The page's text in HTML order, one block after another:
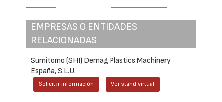
EMPRESAS O ENTIDADES
RELACIONADAS
Sumitomo (SHI) Demag Plastics Machinery
España, S.L.U.
Solicitar información Ver stand virtual